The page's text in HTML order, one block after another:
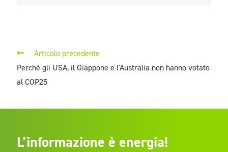
Articolo precedente
Perché gli USA, il Giappone e l'Australia non hanno votato
al COP25
L’informazione è energia!